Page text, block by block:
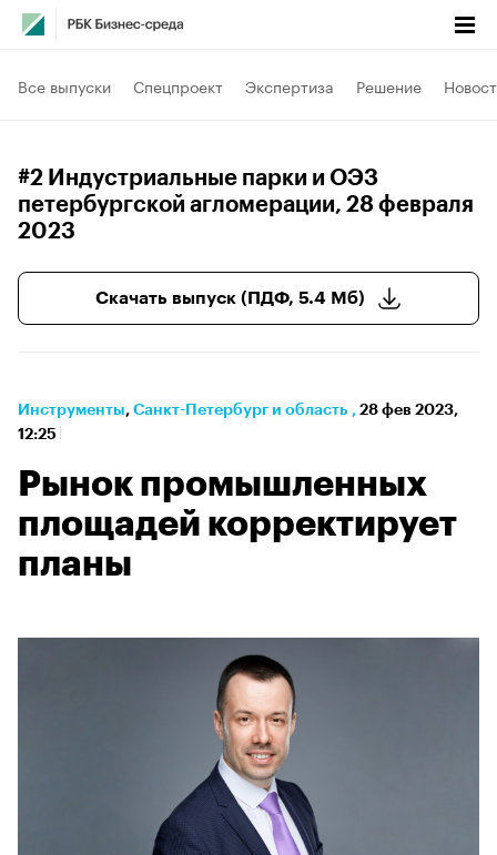
Все выпуски Спецпроект Экспертиза Решение
#2 Индустриальные парки и ОЭЗ
петербургской агломерации, 28 февраля
2023
Скачать выпуск (ПДФ, 5.4 Мб)
Инструменты⁠, Санкт-Петербург и область , 28 фев 2023,
12:25
Рынок промышленных
площадей корректирует
планы